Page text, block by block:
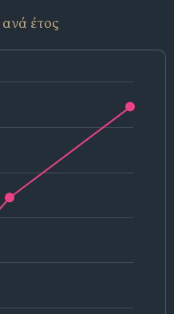
ανά έτος